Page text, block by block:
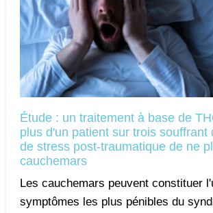
Étude : un traitement à base de
plus d'un patient sur trois souffrant
de stress post-traumatique de ne
cauchemars
Les cauchemars peuvent constituer
symptômes les plus pénibles du